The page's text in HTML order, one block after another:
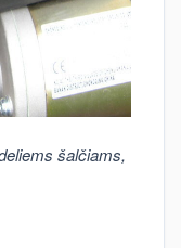
šalčiams,